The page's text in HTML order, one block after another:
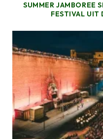
SUMMER JAMBOREE
FESTIVAL UIT